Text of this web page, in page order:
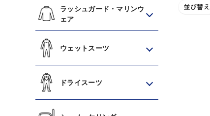
ラッシュガード・マリンウ
ェア
ウェットスーツ
ドライスーツ
並び替え